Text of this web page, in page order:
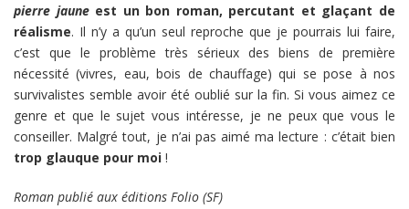
pierre jauneest un bon roman, percutant et glaçant de
réalisme. Il n’y a qu’un seul reproche que je pourrais lui faire,
c’est que le problème très sérieux des biens de première
nécessité (vivres, eau, bois de chauffage) qui se pose à nos
survivalistes semble avoir été oublié sur la fin. Si vous aimez ce
genre et que le sujet vous intéresse, je ne peux que vous le
conseiller. Malgré tout, je n’ai pas aimé ma lecture : c’était bien
trop glauque pour moi !
Roman publié aux éditions Folio (SF)